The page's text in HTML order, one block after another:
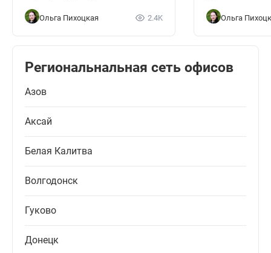
Ольга Пихоцкая 2.4K Ольга
Региональнальная сеть офисов
Азов
Аксай
Белая Калитва
Волгодонск
Гуково
Донецк